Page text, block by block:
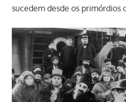
sucedem desde os primórdios